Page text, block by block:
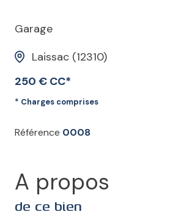
Garage
Laissac (12310)
250 € CC*
* Charges comprises
Référence 0008
A propos
de ce bien